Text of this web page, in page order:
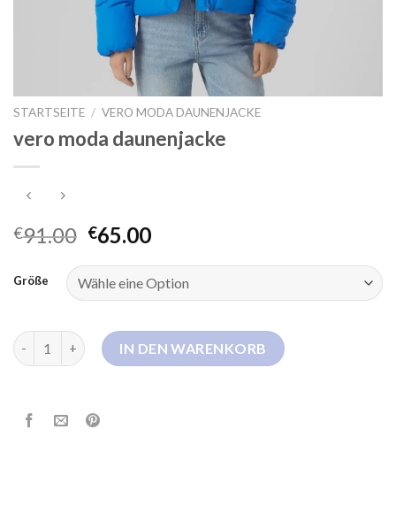
STARTSEITE / VERO MODA DAUNENJACKE
vero moda daunenjacke
€91.00 €65.00
Größe
vero moda daunenjacke MengeIN DEN WARENKORB